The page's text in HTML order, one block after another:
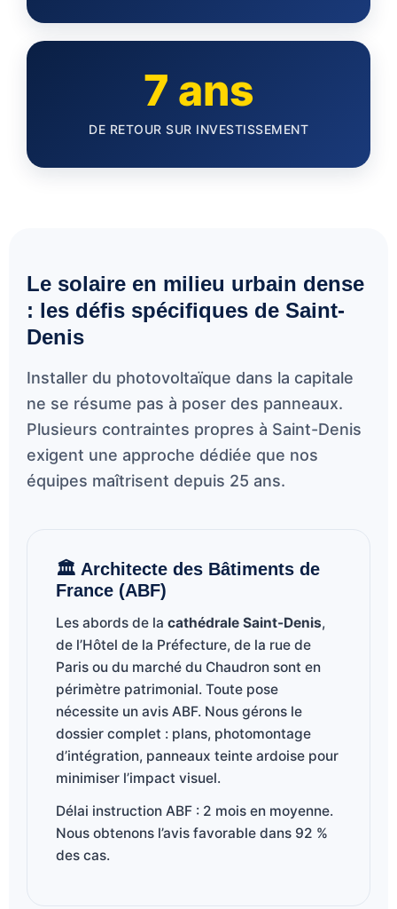
7 ans
DE RETOUR SUR INVESTISSEMENT
Le solaire en milieu urbain dense
: les défis spécifiques de Saint-
Denis
Installer du photovoltaïque dans la capitale
ne se résume pas à poser des panneaux.
Plusieurs contraintes propres à Saint-Denis
exigent une approche dédiée que nos
équipes maîtrisent depuis 25 ans.
🏛️ Architecte des Bâtiments de
France (ABF)
Les abords de la cathédrale Saint-Denis,
de l’Hôtel de la Préfecture, de la rue de
Paris ou du marché du Chaudron sont en
périmètre patrimonial. Toute pose
nécessite un avis ABF. Nous gérons le
dossier complet : plans, photomontage
d’intégration, panneaux teinte ardoise pour
minimiser l’impact visuel.
Délai instruction ABF : 2 mois en moyenne.
Nous obtenons l’avis favorable dans 92 %
des cas.